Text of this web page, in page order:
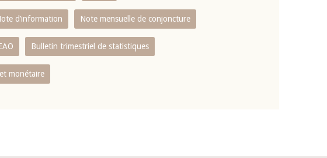
d’information Note mensuelle de conjoncture
Bulletin trimestriel de statistiques
monétaire